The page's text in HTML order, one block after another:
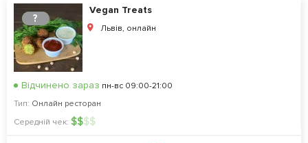
?
Vegan Treats
Львів, онлайн
Відчинено зараз пн-вс 09:00-21:00
Тип: Онлайн ресторан
Середній чек: $$$$